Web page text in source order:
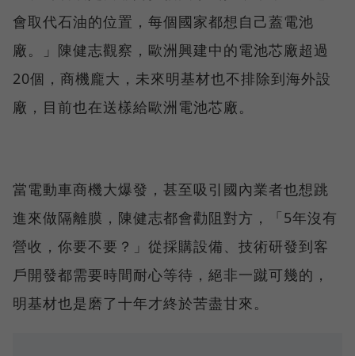
會取代石油的位置，每個國家都想自己蓋電池
廠。」陳健志觀察，歐洲興建中的電池芯廠超過
20個，商機龐大，未來明基材也不排除到海外設
廠，目前也在送樣給歐洲電池芯廠。
當電動車商機大爆發，甚至吸引國內業者也想跳
進來做隔離膜，陳健志都會勸阻對方，「5年沒有
營收，你要不要？」從採購設備、技術研發到客
戶開發都需要時間耐心等待，絕非一蹴可幾的，
明基材也是磨了十年才終於苦盡甘來。